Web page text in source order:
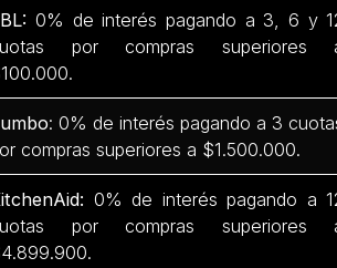
0% de interés pagando a 3, 6 y
por compras superiores
: 0% de interés pagando a 3
compras superiores a $1.500.000.
0% de interés pagando a
por compras superiores